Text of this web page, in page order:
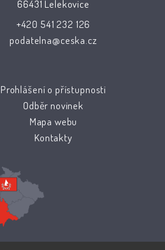
66431 Lelekovice
+420 541 232 126
podatelna@ceska.cz
Prohlášení o přístupnosti
Odběr novinek
Mapa webu
Kontakty